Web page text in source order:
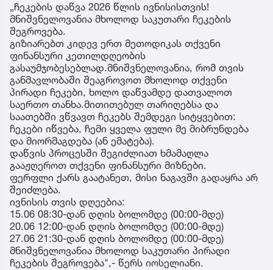
„ჩეკების დაწვა 2026 წლის ივნისისთვის!
მნიშვნელოვანია მხოლოდ საკუთარი ჩეკების
შეგროვება.
გიზიარებთ კიდევ ერთ მეთოდიკას თქვენი
ფინანსური კეთილდღეობის
გასაუმჯობესებლად.მნიშვნელოვანია, რომ თვის
განმავლობაში შეაგროვოთ მხოლოდ თქვენი
პირადი ჩეკები, ხოლო დაწვამდე დათვალოთ
საერთო თანხა.მითითებულ თარიღებსა და
საათებში ვწვავთ ჩეკებს შემდეგი სიტყვებით:
ჩეკები იწვება, ჩემი ყველა ფული მე მიბრუნდება
და მიორმაგდება (ან ემატება).
დაწვის პროცესში შეგიძლიათ ხმამაღლა
გააჟღეროთ თქვენი ფინანსური მიზნები.
ფერფლი ქარს გაატანეთ, მისი ნაგავში გადაყრა არ
შეიძლება.
ივნისის თვის დღეებია:
15.06 08:30-დან დღის ბოლომდე (00:00-მდე)
20.06 12:00-დან დღის ბოლომდე (00:00-მდე)
27.06 21:30-დან დღის ბოლომდე (00:00-მდე)
მნიშვნელოვანია მხოლოდ საკუთარი პირადი
ჩეკების შეგროვება",- წერს იოსელიანი.